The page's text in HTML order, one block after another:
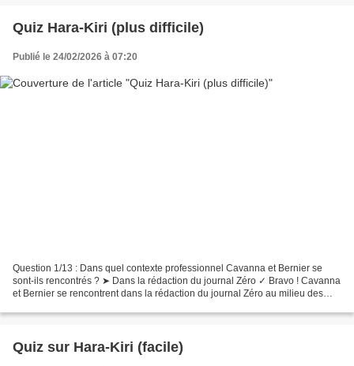
Quiz Hara-Kiri (plus difficile)
Publié le 24/02/2026 à 07:20
Question 1/13 : Dans quel contexte professionnel Cavanna et Bernier se
sont-ils rencontrés ? ➤ Dans la rédaction du journal Zéro ✓ Bravo ! Cavanna
et Bernier se rencontrent dans la rédaction du journal Zéro au milieu des
Quiz sur Hara-Kiri (facile)